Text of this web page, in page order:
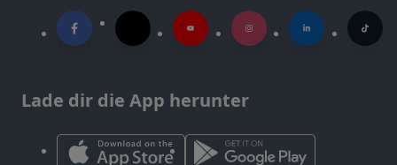
Lade dir die App herunter